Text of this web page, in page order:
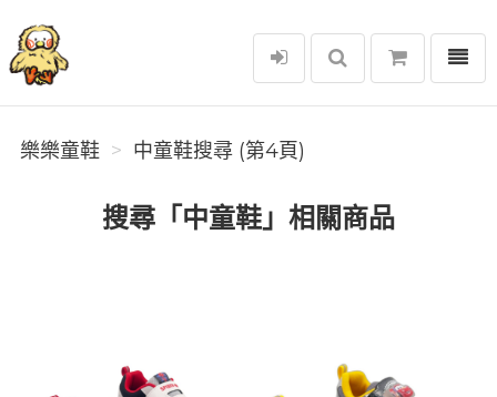
樂樂童鞋
選單
樂樂童鞋 中童鞋搜尋 (第4頁)
搜尋「中童鞋」相關商品